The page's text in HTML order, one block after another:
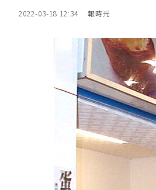
2022-03-18 12:34 報時光